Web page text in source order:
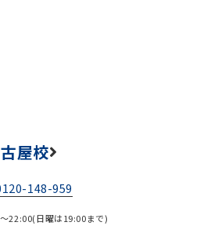
屋校
148-959
22:00(日曜は19:00まで)